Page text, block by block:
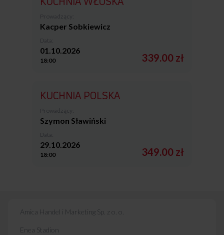
Kacper Sobkiewicz
01.10.2026
18:00 339.00 zł
KUCHNIA POLSKA
Szymon Sławiński
29.10.2026
18:00 349.00 zł
Amica Handel i Marketing Sp. z o. o.
Enea Stadion